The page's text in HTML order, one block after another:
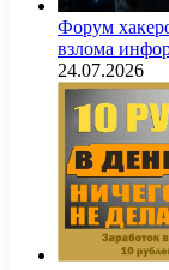
Форум
взлома
24.07.2026